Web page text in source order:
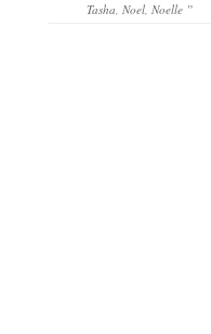
Tasha, Noel, Noelle ”